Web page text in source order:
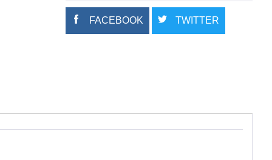
FACEBOOK TWITTER